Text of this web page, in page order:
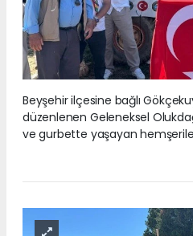
Beyşehir ilçesine bağlı
düzenlenen Geleneksel
ve gurbette yaşayan